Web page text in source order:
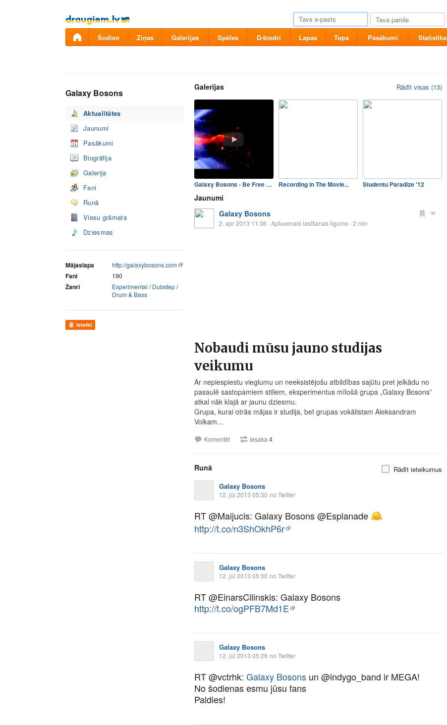
Pāriet
uz
saturu
Šodien Ziņas Galerijas Spēles D-biedri Lapas Tops Pasākumi Statistika
Galaxy Bosons
Aktualitātes
Jaunumi
Pasākumi
Biogrāfija
Galerija
Fani
Runā
Viesu grāmata
Dziesmas
Mājaslapa http://galaxybosons.com
Fani 190
Žanri Experimental /Dubstep/
Drum & Bass
Ieteikt
Galerijas Rādīt visas (13)
Galaxy Bosons - Be Free (Vi… Recording in The Movie... Studentu Paradīze '12
Jaunumi
Galaxy Bosons
2. apr 2013 11:36 · Aptuvenais lasīšanas ilgums - 2 min
Nobaudi mūsu jauno studijas
veikumu
Ar nepiespiestu vieglumu un neeksistējošu atbildības sajūtu pret jelkādu no
pasaulē sastopamiem stiliem, eksperimentus mīlošā grupa „Galaxy Bosons”
atkal nāk klajā ar jaunu dziesmu.
Grupa, kurai otrās mājas ir studija, bet grupas vokālistam Aleksandram
Volkam...
Komentēt Iesaka 4
Runā
Rādīt ieteikumus
Galaxy Bosons
12. jūl 2013 05:30 no Twitter
RT @Maijucis: Galaxy Bosons @Esplanade
http://t.co/n3ShOkhP6r
Galaxy Bosons
12. jūl 2013 05:30 no Twitter
RT @EinarsCilinskis: Galaxy Bosons
http://t.co/ogPFB7Md1E
Galaxy Bosons
12. jūl 2013 05:26 no Twitter
RT @vctrhk: Galaxy Bosons un @indygo_band ir MEGA!
No šodienas esmu jūsu fans
Paldies!